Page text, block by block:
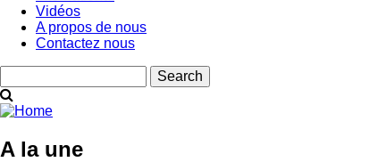
Vidéos
A propos de nous
Contactez nous
A la une